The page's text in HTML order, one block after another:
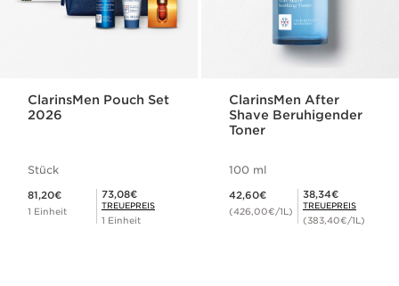
ClarinsMen Pouch Set
2026
Stück
81,20€
1 Einheit
Mitgliederpreis 73,08€
73,08€
TREUEPREIS
1 Einheit
ClarinsMen After
Shave Beruhigender
Toner
100 ml
42,60€
(426,00€/1L)
Mitgliederpreis 38,34€
38,34€
TREUEPREIS
(383,40€/1L)